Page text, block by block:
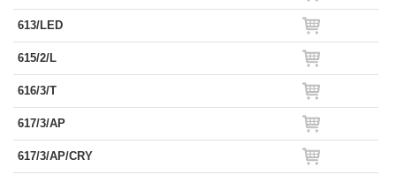
613/LED
615/2/L
616/3/T
617/3/AP
617/3/AP/CRY